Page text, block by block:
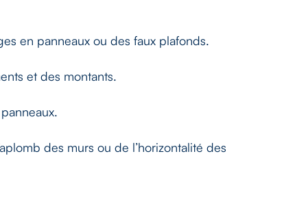
en panneaux ou des faux plafonds.
et des montants.
des murs ou de l’horizontalité des